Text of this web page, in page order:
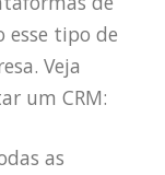
esse tipo de
Veja
um CRM:
as